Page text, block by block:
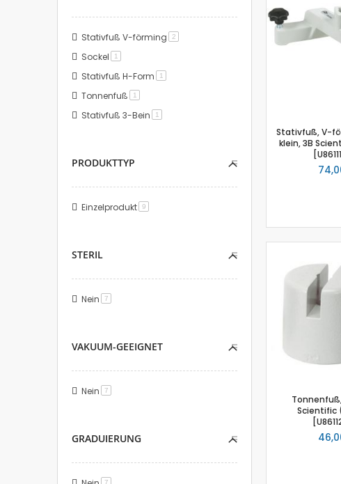
Stativfuß, V-
klein, 3B
Scientific
Stativfuß V-förming 2Artikel
Sockel 1
Stativfuß H-Form 1
Tonnenfuß 1
Stativfuß 3-Bein 1
PRODUKTTYP
Einzelprodukt 9Artikel
STERIL
Nein 7Artikel
VAKUUM-GEEIGNET
Nein 7Artikel
GRADUIERUNG
7Artikel